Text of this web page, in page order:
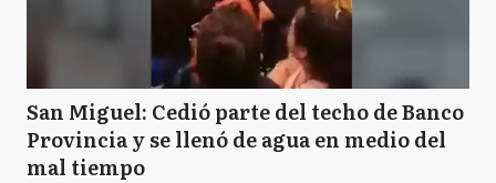
San Miguel: Cedió parte del techo de Banco
Provincia y se llenó de agua en medio del
mal tiempo